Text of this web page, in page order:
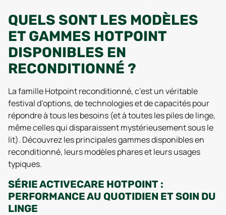
QUELS SONT LES MODÈLES
ET GAMMES HOTPOINT
DISPONIBLES EN
RECONDITIONNÉ ?
La famille Hotpoint reconditionné, c’est un véritable
festival d’options, de technologies et de capacités pour
répondre à tous les besoins (et à toutes les piles de linge,
même celles qui disparaissent mystérieusement sous le
lit). Découvrez les principales gammes disponibles en
reconditionné, leurs modèles phares et leurs usages
typiques.
SÉRIE ACTIVECARE HOTPOINT :
PERFORMANCE AU QUOTIDIEN ET SOIN DU
LINGE